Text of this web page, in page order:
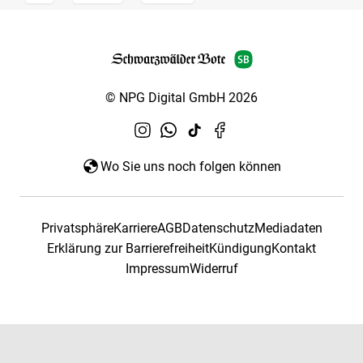
© NPG Digital GmbH 2026
Wo Sie uns noch folgen können
PrivatsphäreKarriereAGBDatenschutzMediadaten
Erklärung zur BarrierefreiheitKündigungKontakt
ImpressumWiderruf